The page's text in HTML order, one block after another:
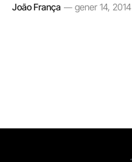
João França gener 14, 2014